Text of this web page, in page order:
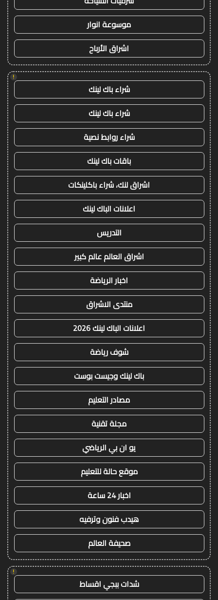
موسوعة انوار
اشراق الأرباح
!
شراء باك لينك
شراء باك لينك
شراء روابط نصية
باقات باك لينك
اشراق لنك، شراء باكلينكات
اعلانات الباك لينك
التدريس
اشراق العالم عالم كبير
اخبار الرياضة
منتدى الاشراق
اعلانات الباك لينك 2026
شوف رياضة
باك لينك وجيست بوست
مصادر التعليم
مجلة تقنية
يو ان بي الرياضي
موقع حالة للتعليم
اخبار 24 ساعة
هيدب فنون وترفيه
صحيفة العالم
!
شدات ببجي اقساط